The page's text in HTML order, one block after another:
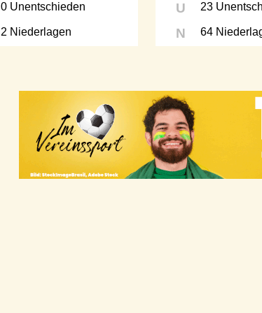
0 Unentschieden
2 Niederlagen
U 23
N 64